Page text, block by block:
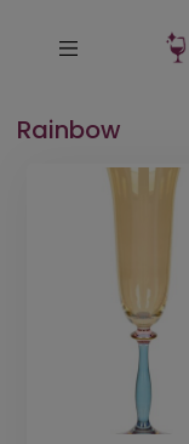
Rainbow